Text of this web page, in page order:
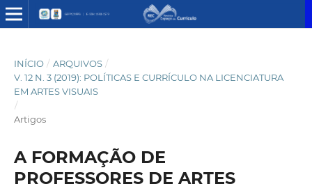
INÍCIO / ARQUIVOS /
V. 12 N. 3 (2019): POLÍTICAS E CURRÍCULO NA LICENCIATURA
EM ARTES VISUAIS
/
Artigos
A FORMAÇÃO DE
PROFESSORES DE ARTES